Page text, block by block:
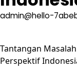
admin@hello-
Tantangan
Perspektif